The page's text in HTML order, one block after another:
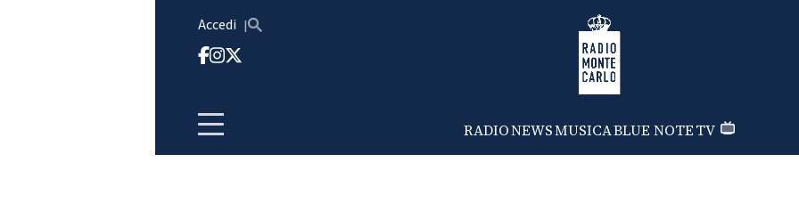
Accedi Radio Monte Carlo
RADIONEWSMUSICABLUE NOTETV